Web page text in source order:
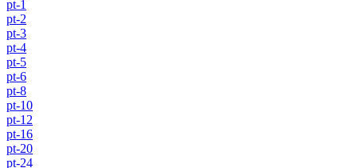
pt-1
pt-2
pt-3
pt-4
pt-5
pt-6
pt-8
pt-10
pt-12
pt-16
pt-20
pt-24